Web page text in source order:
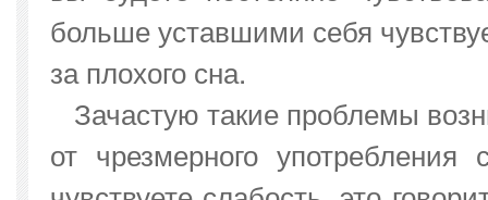
больше уставшими себя
за плохого сна.
Зачастую такие проблемы
от чрезмерного